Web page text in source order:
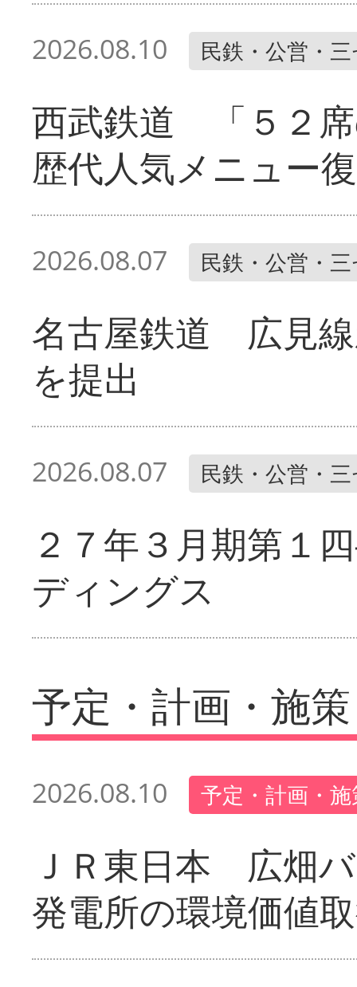
2026.08.10 民鉄・公営・
西武鉄道 「５２
歴代人気メニュー
2026.08.07 民鉄・公営・
名古屋鉄道 広見
を提出
2026.08.07 民鉄・公営・
２７年３月期第１
ディングス
予定・計画・施策
2026.08.10 予定・計画・
ＪＲ東日本 広畑
発電所の環境価値